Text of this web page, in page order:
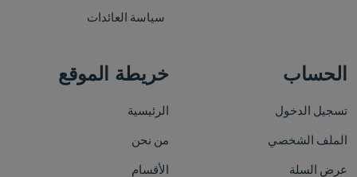
سياسة العائدات
الحساب
تسجيل الدخول
الملف الشخصي
عرض السلة
خريطة الموقع
الرئيسية
من نحن
الأقسام